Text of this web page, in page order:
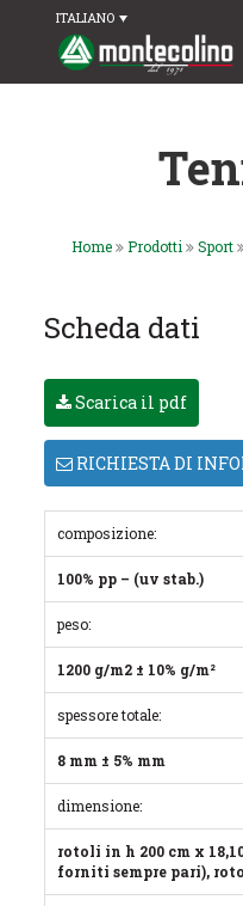
ITALIANO
Home Prodotti Sport
Scheda dati
Scarica il pdf
RICHIESTA DI
composizione:
100% pp – (uv stab.)
peso:
1200 g/m2 ± 10% g/m²
spessore totale:
8 mm ± 5% mm
dimensione:
rotoli in h 200 cm x
forniti sempre pari),